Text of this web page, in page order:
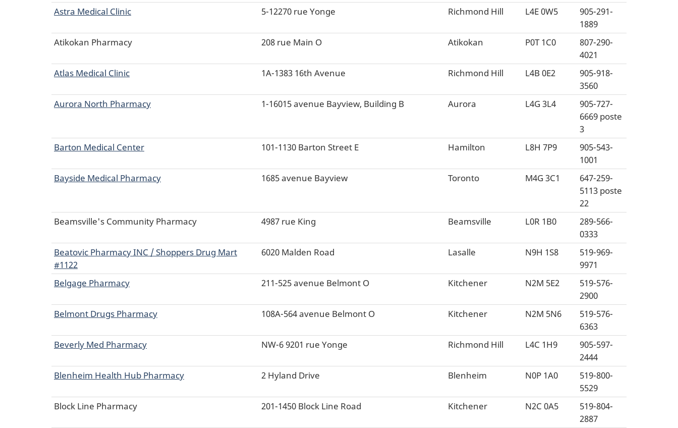
Astra Medical Clinic
5-12270 rue Yonge Richmond Hill L4E 0W5
905-291-
1889
Atikokan Pharmacy
208 rue Main O Atikokan P0T 1C0
807-290-
4021
Atlas Medical Clinic
1A-1383 16th Avenue Richmond Hill L4B 0E2
905-918-
3560
Aurora North Pharmacy
1-16015 avenue Bayview, Building B Aurora L4G 3L4
905-727-
6669 poste
3
Barton Medical Center
101-1130 Barton Street E Hamilton L8H 7P9
905-543-
1001
Bayside Medical Pharmacy
1685 avenue Bayview Toronto M4G 3C1
647-259-
5113 poste
22
Beamsville's Community Pharmacy
4987 rue King Beamsville L0R 1B0
289-566-
0333
Beatovic Pharmacy INC / Shoppers Drug Mart
#1122
6020 Malden Road Lasalle N9H 1S8
519-969-
9971
Belgage Pharmacy
211-525 avenue Belmont O Kitchener N2M 5E2
519-576-
2900
Belmont Drugs Pharmacy
108A-564 avenue Belmont O Kitchener N2M 5N6
519-576-
6363
Beverly Med Pharmacy
NW-6 9201 rue Yonge Richmond Hill L4C 1H9
905-597-
2444
Blenheim Health Hub Pharmacy
2 Hyland Drive Blenheim N0P 1A0
519-800-
5529
Block Line Pharmacy
201-1450 Block Line Road Kitchener N2C 0A5
519-804-
2887